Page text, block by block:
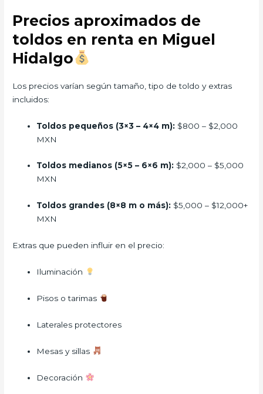
Precios aproximados de
toldos en renta en Miguel
Hidalgo
Los precios varían según tamaño, tipo de toldo y extras
incluidos:
Toldos pequeños (3×3 – 4×4 m): $800 – $2,000
MXN
Toldos medianos (5×5 – 6×6 m): $2,000 – $5,000
MXN
Toldos grandes (8×8 m o más): $5,000 – $12,000+
MXN
Extras que pueden influir en el precio:
Iluminación
Pisos o tarimas
Laterales protectores
Mesas y sillas
Decoración